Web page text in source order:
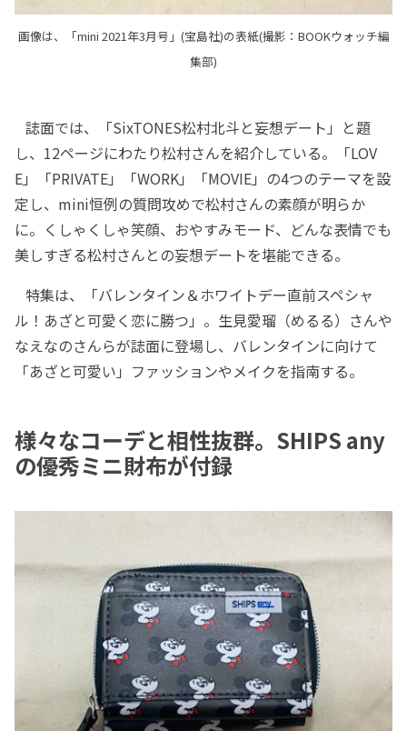
画像は、「mini 2021年3月号」(宝島社)の表紙(撮影：BOOKウォッチ編
集部)
誌面では、「SixTONES松村北斗と妄想デート」と題
し、12ページにわたり松村さんを紹介している。「LOV
E」「PRIVATE」「WORK」「MOVIE」の4つのテーマを設
定し、mini恒例の質問攻めで松村さんの素顔が明らか
に。くしゃくしゃ笑顔、おやすみモード、どんな表情でも
美しすぎる松村さんとの妄想デートを堪能できる。
特集は、「バレンタイン＆ホワイトデー直前スペシャ
ル！あざと可愛く恋に勝つ」。生見愛瑠（めるる）さんや
なえなのさんらが誌面に登場し、バレンタインに向けて
「あざと可愛い」ファッションやメイクを指南する。
様々なコーデと相性抜群。SHIPS any
の優秀ミニ財布が付録